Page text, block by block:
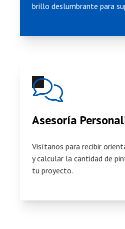
brillo deslumbrante para
Asesoría
Visítanos para recibir
y calcular la cantidad de
tu proyecto.